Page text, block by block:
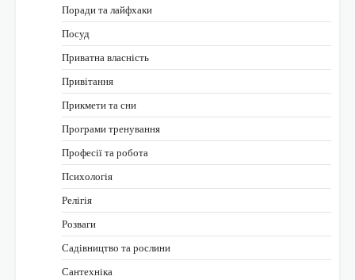
Поради та лайфхаки
Посуд
Приватна власність
Привітання
Прикмети та сни
Програми тренування
Професії та робота
Психологія
Релігія
Розваги
Садівництво та рослини
Сантехніка